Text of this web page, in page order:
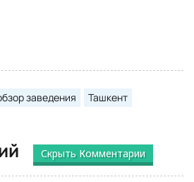
заведения Ташкент
Скрыть Комментарии